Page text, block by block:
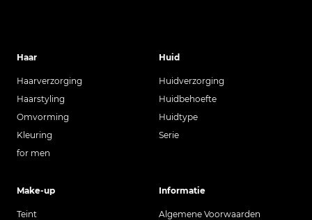
Haar
Haarverzorging
Haarstyling
Omvorming
Kleuring
for men
Huid
Huidverzorging
Huidbehoefte
Huidtype
Serie
Make-up
Teint
Informatie
Algemene Voorwaarden